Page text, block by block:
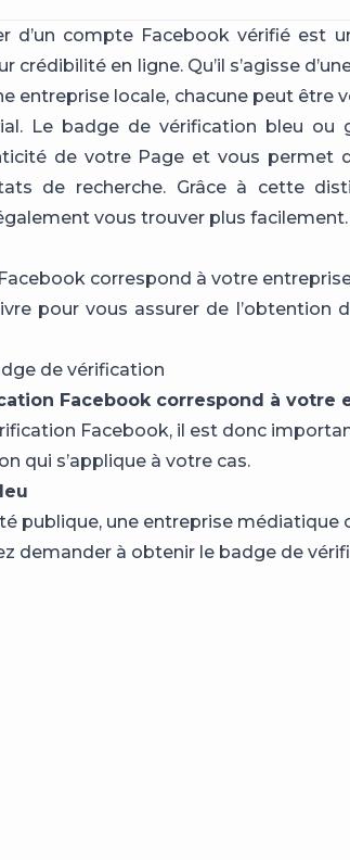
d’un compte Facebook vérifié est
crédibilité en ligne. Qu’il s’agisse
entreprise locale, chacune peut être
Le badge de vérification bleu ou
de votre Page et vous permet
de recherche. Grâce à cette
vous trouver plus facilement.
correspond à votre
pour vous assurer de l’obtention
de vérification
Facebook correspond à votre
Facebook, il est donc
qui s’applique à votre cas.
publique, une entreprise médiatique
demander à obtenir le badge de